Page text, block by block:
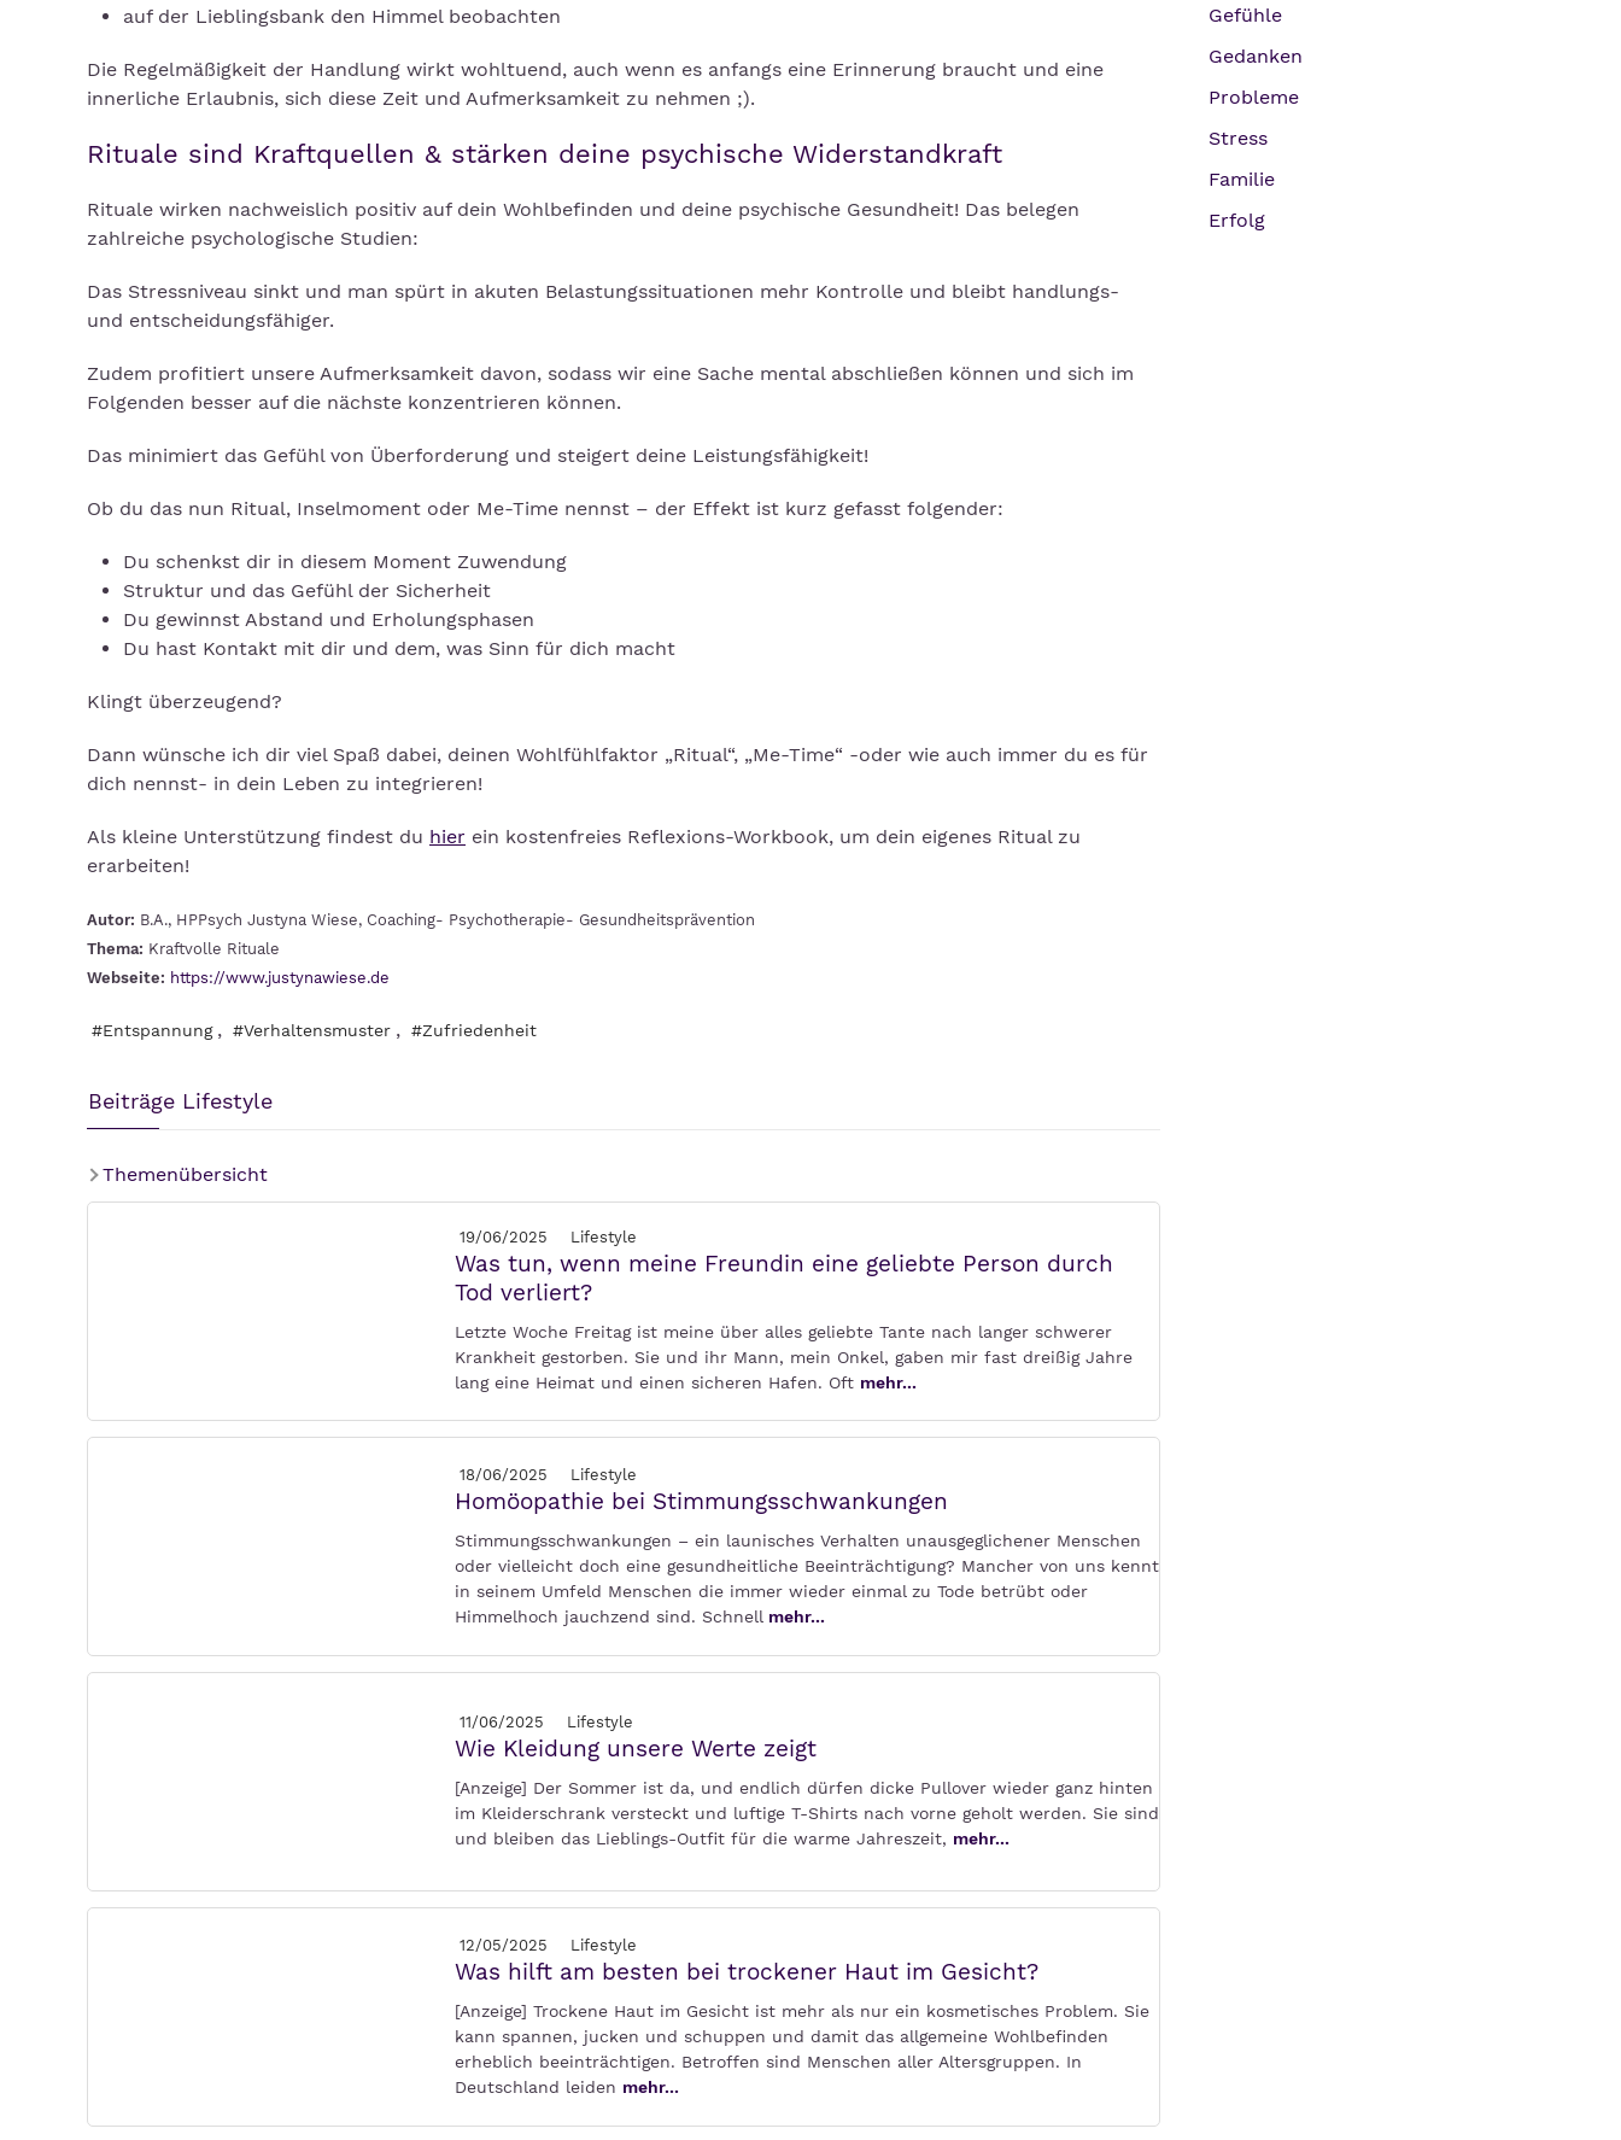
auf der Lieblingsbank den Himmel beobachten
Die Regelmäßigkeit der Handlung wirkt wohltuend, auch wenn es anfangs eine Erinnerung braucht und eine
innerliche Erlaubnis, sich diese Zeit und Aufmerksamkeit zu nehmen ;).
Rituale sind Kraftquellen & stärken deine psychische Widerstandkraft
Rituale wirken nachweislich positiv auf dein Wohlbefinden und deine psychische Gesundheit! Das belegen
zahlreiche psychologische Studien:
Das Stressniveau sinkt und man spürt in akuten Belastungssituationen mehr Kontrolle und bleibt handlungs-
und entscheidungsfähiger.
Zudem profitiert unsere Aufmerksamkeit davon, sodass wir eine Sache mental abschließen können und sich im
Folgenden besser auf die nächste konzentrieren können.
Das minimiert das Gefühl von Überforderung und steigert deine Leistungsfähigkeit!
Ob du das nun Ritual, Inselmoment oder Me-Time nennst – der Effekt ist kurz gefasst folgender:
Du schenkst dir in diesem Moment Zuwendung
Struktur und das Gefühl der Sicherheit
Du gewinnst Abstand und Erholungsphasen
Du hast Kontakt mit dir und dem, was Sinn für dich macht
Klingt überzeugend?
Dann wünsche ich dir viel Spaß dabei, deinen Wohlfühlfaktor „Ritual“, „Me-Time“ -oder wie auch immer du es für
dich nennst- in dein Leben zu integrieren!
Als kleine Unterstützung findest du hier ein kostenfreies Reflexions-Workbook, um dein eigenes Ritual zu
erarbeiten!
Autor: B.A., HPPsych Justyna Wiese, Coaching- Psychotherapie- Gesundheitsprävention
Thema: Kraftvolle Rituale
Webseite: https://www.justynawiese.de
#Entspannung , #Verhaltensmuster , #Zufriedenheit
Beiträge Lifestyle
Themenübersicht
19/06/2025 Lifestyle
Was tun, wenn meine Freundin eine geliebte Person durch
Tod verliert?
Letzte Woche Freitag ist meine über alles geliebte Tante nach langer schwerer
Krankheit gestorben. Sie und ihr Mann, mein Onkel, gaben mir fast dreißig Jahre
lang eine Heimat und einen sicheren Hafen. Oft mehr...
18/06/2025 Lifestyle
Homöopathie bei Stimmungsschwankungen
Stimmungsschwankungen – ein launisches Verhalten unausgeglichener Menschen
oder vielleicht doch eine gesundheitliche Beeinträchtigung? Mancher von uns kennt
in seinem Umfeld Menschen die immer wieder einmal zu Tode betrübt oder
Himmelhoch jauchzend sind. Schnell mehr...
11/06/2025 Lifestyle
Wie Kleidung unsere Werte zeigt
[Anzeige] Der Sommer ist da, und endlich dürfen dicke Pullover wieder ganz hinten
im Kleiderschrank versteckt und luftige T-Shirts nach vorne geholt werden. Sie sind
und bleiben das Lieblings-Outfit für die warme Jahreszeit, mehr...
12/05/2025 Lifestyle
Was hilft am besten bei trockener Haut im Gesicht?
[Anzeige] Trockene Haut im Gesicht ist mehr als nur ein kosmetisches Problem. Sie
kann spannen, jucken und schuppen und damit das allgemeine Wohlbefinden
erheblich beeinträchtigen. Betroffen sind Menschen aller Altersgruppen. In
Deutschland leiden mehr...
Gefühle
Gedanken
Probleme
Stress
Familie
Erfolg